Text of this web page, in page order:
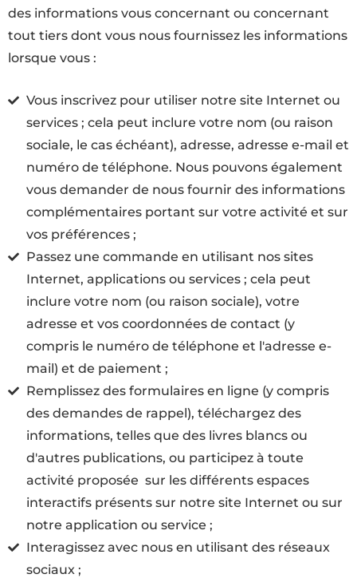
des informations vous concernant ou concernant
tout tiers dont vous nous fournissez les informations
lorsque vous :
Vous inscrivez pour utiliser notre site Internet ou
services ; cela peut inclure votre nom (ou raison
sociale, le cas échéant), adresse, adresse e-mail et
numéro de téléphone. Nous pouvons également
vous demander de nous fournir des informations
complémentaires portant sur votre activité et sur
vos préférences ;
Passez une commande en utilisant nos sites
Internet, applications ou services ; cela peut
inclure votre nom (ou raison sociale), votre
adresse et vos coordonnées de contact (y
compris le numéro de téléphone et l'adresse e-
mail) et de paiement ;
Remplissez des formulaires en ligne (y compris
des demandes de rappel), téléchargez des
informations, telles que des livres blancs ou
d'autres publications, ou participez à toute
activité proposée sur les différents espaces
interactifs présents sur notre site Internet ou sur
notre application ou service ;
Interagissez avec nous en utilisant des réseaux
sociaux ;